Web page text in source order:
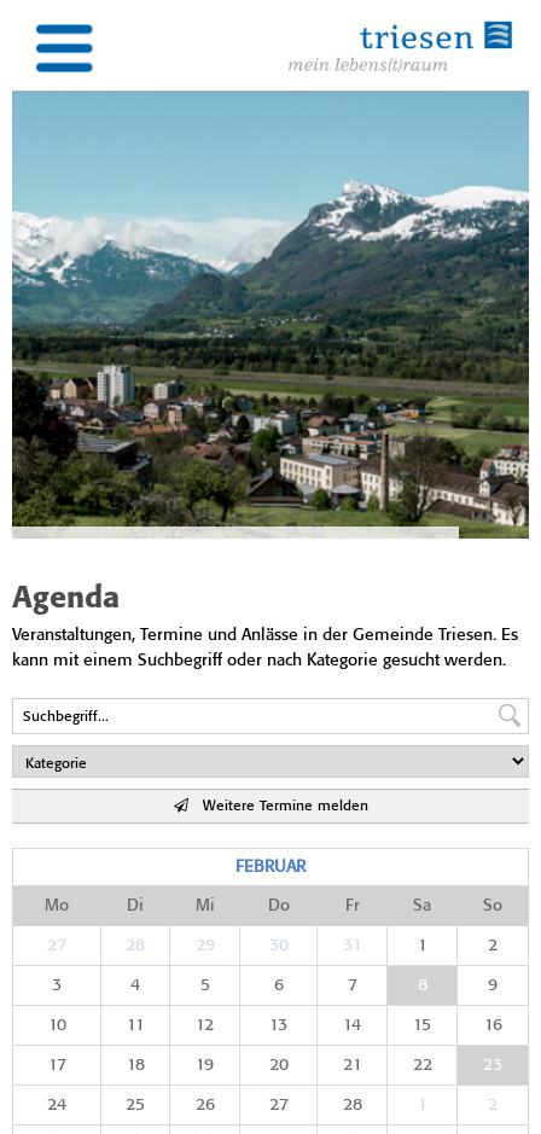
Agenda
Veranstaltungen, Termine und Anlässe in der Gemeinde Triesen. Es
kann mit einem Suchbegriff oder nach Kategorie gesucht werden.
Weitere Termine melden
FEBRUAR
Mo Di Mi Do Fr Sa So
27 28 29 30 31 1 2
3 4 5 6 7 8 9
10 11 12 13 14 15 16
17 18 19 20 21 22 23
24 25 26 27 28 1 2